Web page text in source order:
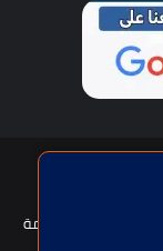
للصحافة العربية
شروط الخدمة